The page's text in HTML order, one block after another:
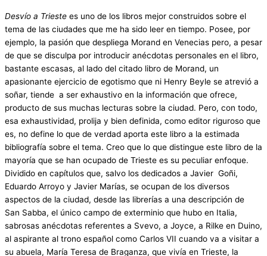
Desvío a Trieste es uno de los libros mejor construidos sobre el
tema de las ciudades que me ha sido leer en tiempo. Posee, por
ejemplo, la pasión que despliega Morand en Venecias pero, a pesar
de que se disculpa por introducir anécdotas personales en el libro,
bastante escasas, al lado del citado libro de Morand, un
apasionante ejercicio de egotismo que ni Henry Beyle se atrevió a
soñar, tiende a ser exhaustivo en la información que ofrece,
producto de sus muchas lecturas sobre la ciudad. Pero, con todo,
esa exhaustividad, prolija y bien definida, como editor riguroso que
es, no define lo que de verdad aporta este libro a la estimada
bibliografía sobre el tema. Creo que lo que distingue este libro de la
mayoría que se han ocupado de Trieste es su peculiar enfoque.
Dividido en capítulos que, salvo los dedicados a Javier Goñi,
Eduardo Arroyo y Javier Marías, se ocupan de los diversos
aspectos de la ciudad, desde las librerías a una descripción de
San Sabba, el único campo de exterminio que hubo en Italia,
sabrosas anécdotas referentes a Svevo, a Joyce, a Rilke en Duino,
al aspirante al trono español como Carlos VII cuando va a visitar a
su abuela, María Teresa de Braganza, que vivía en Trieste, la